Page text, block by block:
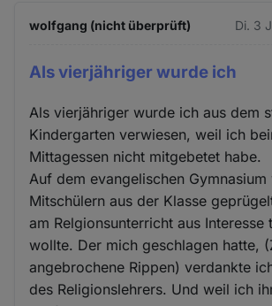
wolfgang (nicht überprüft) Di. 3
Als vierjähriger wurde ich
Als vierjähriger wurde ich aus dem
Kindergarten verwiesen, weil ich
Mittagessen nicht mitgebetet habe.
Auf dem evangelischen
Mitschülern aus der Klasse
am Relgionsunterricht aus Interesse
wollte. Der mich geschlagen hatte,
angebrochene Rippen) verdankte
des Religionslehrers. Und weil ich